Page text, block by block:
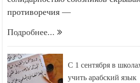
солидарностью союзников
С 1 сентября в